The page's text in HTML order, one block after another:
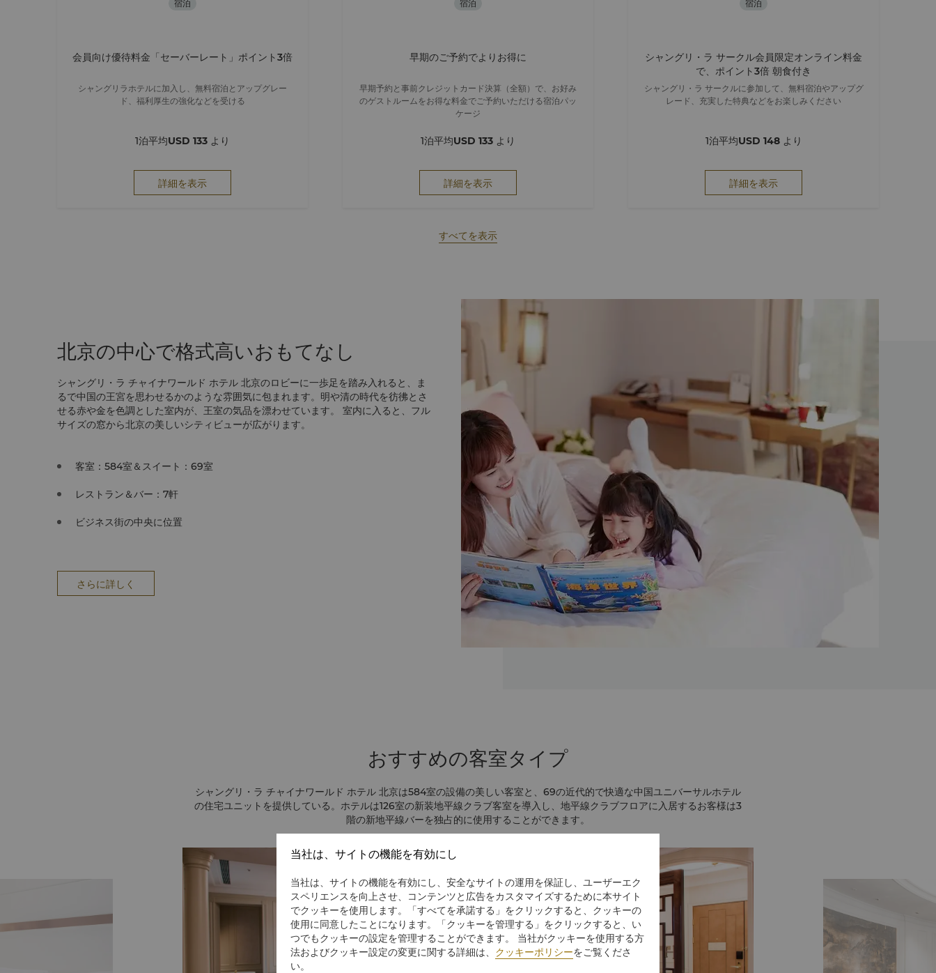
宿泊
会員向け優待料金「セーバーレート」ポイント3倍
シャングリラホテルに加入し、無料宿泊とアップグレー
ド、福利厚生の強化などを受ける
1泊平均USD 133 より
詳細を表示
宿泊
早期のご予約でよりお得に
早期予約と事前クレジットカード決算（全額）で、お好み
のゲストルームをお得な料金でご予約いただける宿泊パッ
ケージ
1泊平均USD 133 より
詳細を表示
宿泊
シャングリ・ラ サークル会員限定オンライン料金
で、ポイント3倍 朝食付き
シャングリ・ラ サークルに参加して、無料宿泊やアップグ
レード、充実した特典などをお楽しみください
1泊平均USD 148より
詳細を表示
すべてを表示
北京の中心で格式高いおもてなし
シャングリ・ラ チャイナワールド ホテル 北京のロビーに一歩足を踏み入れると、ま
るで中国の王宮を思わせるかのような雰囲気に包まれます。明や清の時代を彷彿とさ
せる赤や金を色調とした室内が、王室の気品を漂わせています。 室内に入ると、フル
サイズの窓から北京の美しいシティビューが広がります。
客室：584室＆スイート：69室
レストラン＆バー：7軒
ビジネス街の中央に位置
さらに詳しく
おすすめの客室タイプ
シャングリ・ラ チャイナワールド ホテル 北京は584室の設備の美しい客室と、69の近代的で快適な中国ユニバーサルホテル
の住宅ユニットを提供している。ホテルは126室の新装地平線クラブ客室を導入し、地平線クラブフロアに入居するお客様は3
階の新地平線バーを独占的に使用することができます。
当社は、サイトの機能を有効にし
当社は、サイトの機能を有効にし、安全なサイトの運用を保証し、ユーザーエク
スペリエンスを向上させ、コンテンツと広告をカスタマイズするために本サイト
でクッキーを使用します。「すべてを承諾する」をクリックすると、クッキーの
使用に同意したことになります。「クッキーを管理する」をクリックすると、い
つでもクッキーの設定を管理することができます。 当社がクッキーを使用する方
法およびクッキー設定の変更に関する詳細は、 クッキーポリシーをご覧くださ
い。